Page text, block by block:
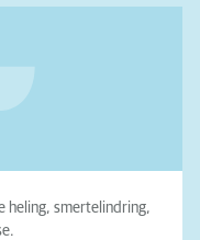
heling, smertelindring,